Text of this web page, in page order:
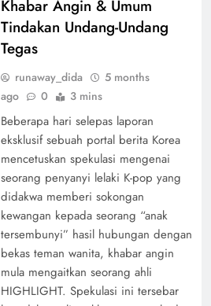
Khabar Angin & Umum
Tindakan Undang-Undang
Tegas
runaway_dida
5 months
ago
0 3 mins
Beberapa hari selepas laporan
eksklusif sebuah portal berita Korea
mencetuskan spekulasi mengenai
seorang penyanyi lelaki K-pop yang
didakwa memberi sokongan
kewangan kepada seorang “anak
tersembunyi” hasil hubungan dengan
bekas teman wanita, khabar angin
mula mengaitkan seorang ahli
HIGHLIGHT. Spekulasi ini tersebar